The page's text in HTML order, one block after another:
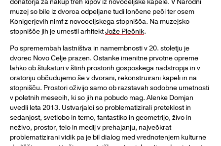
muzej so bile iz dvorca odpeljane tudi lončene peči ter osem
Königerjevih nimf z novoceljskega stopnišča. Na muzejsko
stopnišče jih je umestil arhitektJože Plečnik.
Po spremembah lastništva in namembnosti v 20. stoletju je
dvorec Novo Celje prazen. Ostanke imenitne prvotne opreme
lahko ob štukaturi v štirih prostorih gosposkega nadstropja in v
oratoriju občudujemo še v dvorani, rekonstruirani kapeli in na
stopnišču. Prostori oživijo samo ob razstavah sodobne umetnosti
v poletnih mesecih, ki so jih na pobudo mag. Alenke Domjan
uvedli leta 2013. Ustvarjalci so problematizirali preteklost in
sedanjost, svetlobo in temo, fantastiko in geometrijo, živo in
neživo, prostor, telo in medij v prehajanju, največkrat
problematizirani vidik pa je bil dialog med vrednotenjem kulturne